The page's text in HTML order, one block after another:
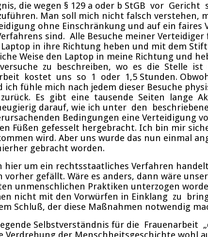
die wegen § 129 a oder b StGB vor
Man soll mich nicht falsch
ohne Einschränkung und auf ein faires
sind. Alle Besuche meiner
in ihre Richtung heben und mit dem
Weise den Laptop in meine Richtung und
versuche zu beschreiben, wo es die Stelle
kostet uns so 1 oder 1,5 Stunden.
fühle mich nach jedem dieser Besuche
Es gibt eine tausende Seiten lange
darauf, wie ich unter den
Bedingungen eine Verteidigung
Füßen gefesselt hergebracht. Ich bin mir
wird. Aber uns wurde das nun einmal
gebracht worden.
hier um ein rechtsstaatliches Verfahren
gefällt. Wäre es anders, dann wäre
Praktiken unterzogen
nicht mit den Vorwürfen in Einklang zu
Schluß, der diese Maßnahmen notwendig
Selbstverständnis für die